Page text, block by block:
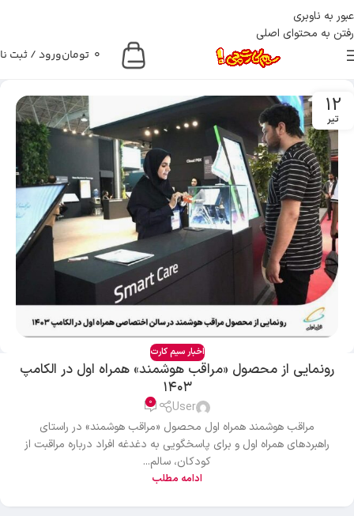
عبور به ناوبری
رفتن به محتوای اصلی
تومان 0 ورود / ثبت
12
تیر
اخبار سیم کارت
رونمایی از محصول «مراقب هوشمند» همراه اول در الکامپ
۱۴۰۳
User
0
مراقب هوشمند همراه اول محصول «مراقب هوشمند» در راستای
راهبردهای همراه اول و برای پاسخگویی به دغدغه افراد درباره مراقبت از
کودکان، سالم...
ادامه مطلب